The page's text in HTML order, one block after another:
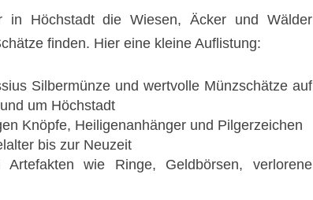
in Höchstadt die Wiesen, Äcker und Wälder
finden. Hier eine kleine Auflistung:
Silbermünze und wertvolle Münzschätze auf
um Höchstadt
Knöpfe, Heiligenanhänger und Pilgerzeichen
bis zur Neuzeit
wie Ringe, Geldbörsen, verlorene